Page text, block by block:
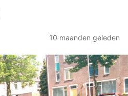
10 maanden geleden